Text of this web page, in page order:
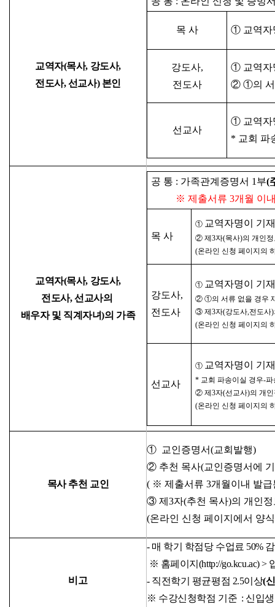
교역자(목사, 강도사,
전도사,선교사) 본인
목 사 ① 교역자
강도사,
전도사
① 교역
② ①의 서
선교사
① 교역
* 교회 파
교역자(목사, 강도사,
전도사,선교사의
배우자 및 직계자녀)의 가족
공 통 : 가족관계증명서 1부(
※ 제출서류 3개월 이
목 사
① 교역자명이 기
② 제3자(목사)의 개인
(온라인 신청 페이지의
강도사,
전도사
① 교역자명이 기
② ①의 서류 없을 경우
③ 제3자(강도사,전도사)
(온라인 신청 페이지의
선교사
① 교역자명이 기
* 교회 파송이실 경우-
② 제3자(선교사)의 개
(온라인 신청 페이지의
목사 추천 교인
① 교인증명서(교회발행)
② 추천 목사(교인증명서에
( ※ 제출서류 3개월이내 발급
③ 제3자(추천 목사)의 개인
(온라인 신청 페이지에서 양
비고
- 매 학기 학점당 수업료 50%
※ 홈페이지(http://go.kcu.ac) >
- 직전학기 평균평점 2.5이상(
※ 수강신청학점 기준 : 신입생